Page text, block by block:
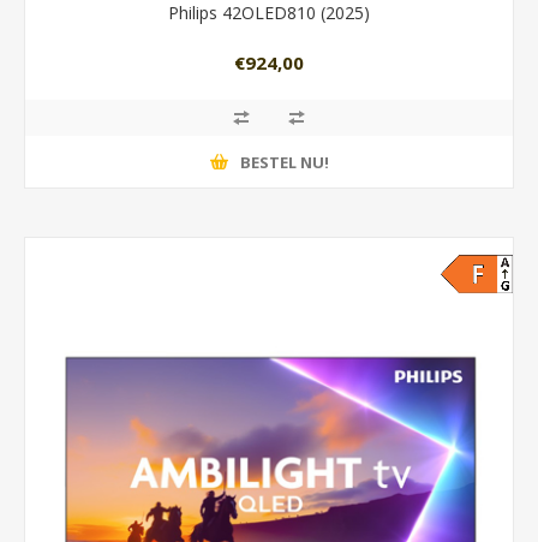
Philips 42OLED810 (2025)
€924,00
BESTEL NU!